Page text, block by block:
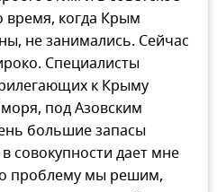
время, когда Крым
не занимались. Сейчас
Специалисты
к Крыму
под Азовским
большие запасы
совокупности дает мне
проблему мы решим,